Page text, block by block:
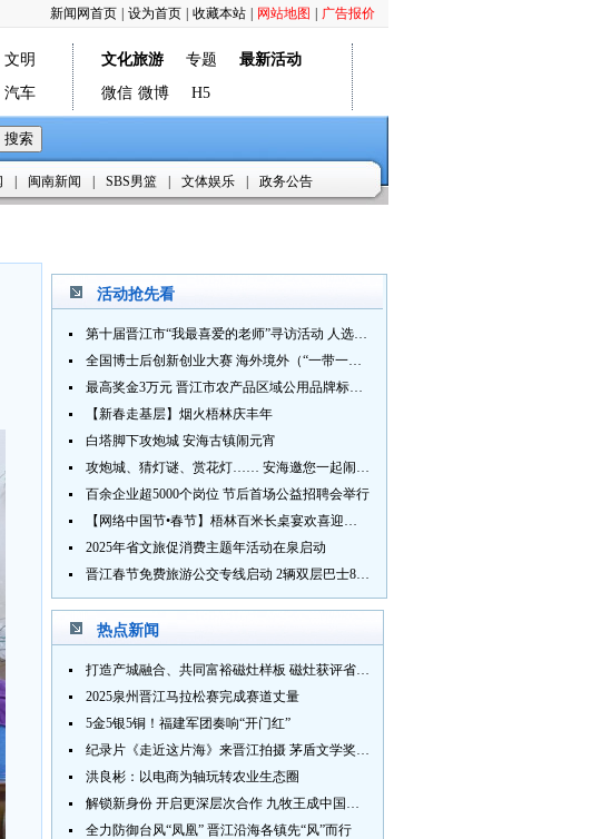
广告报价
网站地图
收藏本站
设为首页
新闻网首页
文明
汽车
文化旅游 专题
最新活动
微信 微博 H5
闽南新闻 SBS男篮 文体娱乐 政务公告
活动抢先看
第十届晋江市“我最喜爱的老师”寻访活动 人选推荐火热进行中 快来“秀”您最喜爱的老师
全国博士后创新创业大赛 海外境外（“一带一路”）赛七大赛道等你来战
最高奖金3万元 晋江市农产品区域公用品牌标识Logo及特色农产品包装设计征集活动正式启动
【新春走基层】烟火梧林庆丰年
白塔脚下攻炮城 安海古镇闹元宵
攻炮城、猜灯谜、赏花灯…… 安海邀您一起闹元宵
百余企业超5000个岗位 节后首场公益招聘会举行
【网络中国节•春节】梧林百米长桌宴欢喜迎新春
2025年省文旅促消费主题年活动在泉启动
晋江春节免费旅游公交专线启动 2辆双层巴士8辆铛铛车带你游
热点新闻
打造产城融合、共同富裕磁灶样板 磁灶获评省级乡村振兴示范乡镇
2025泉州晋江马拉松赛完成赛道丈量
5金5银5铜！福建军团奏响“开门红”
纪录片《走近这片海》来晋江拍摄 茅盾文学奖得主麦家探寻晋江“海海”人生
洪良彬：以电商为轴玩转农业生态圈
解锁新身份 开启更深层次合作 九牧王成中国奥委会官方赞助商
全力防御台风“凤凰” 晋江沿海各镇先“风”而行